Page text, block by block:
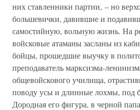
них ставленники партии, – но
большевички, давившие и
самостийную, вольную жизнь. На
войсковые атаманы засланы из
бойцы, прошедшие выучку в
преподаватель марксизма-
общевойскового училища,
поводу усы и длинные лохмы, под
Дородная его фигура, в черной